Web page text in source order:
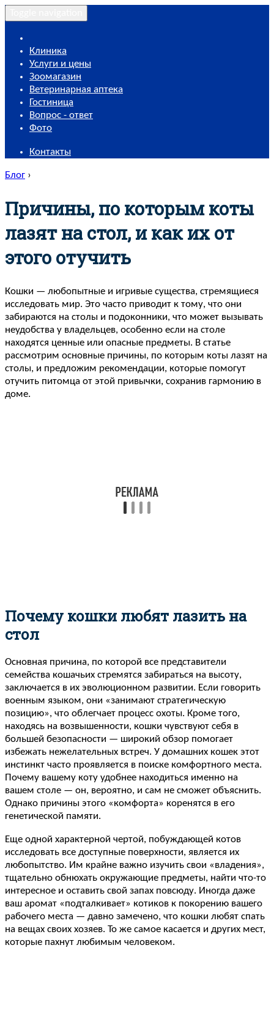
Клиника
Услуги и цены
Зоомагазин
Ветеринарная аптека
Гостиница
Вопрос - ответ
Фото
Контакты
Блог ›
Причины, по которым коты
лазят на стол, и как их от
этого отучить
Кошки — любопытные и игривые существа, стремящиеся
исследовать мир. Это часто приводит к тому, что они
забираются на столы и подоконники, что может вызывать
неудобства у владельцев, особенно если на столе
находятся ценные или опасные предметы. В статье
рассмотрим основные причины, по которым коты лазят на
столы, и предложим рекомендации, которые помогут
отучить питомца от этой привычки, сохранив гармонию в
доме.
Почему кошки любят лазить на
стол
Основная причина, по которой все представители
семейства кошачьих стремятся забираться на высоту,
заключается в их эволюционном развитии. Если говорить
военным языком, они «занимают стратегическую
позицию», что облегчает процесс охоты. Кроме того,
находясь на возвышенности, кошки чувствуют себя в
большей безопасности — широкий обзор помогает
избежать нежелательных встреч. У домашних кошек этот
инстинкт часто проявляется в поиске комфортного места.
Почему вашему коту удобнее находиться именно на
вашем столе — он, вероятно, и сам не сможет объяснить.
Однако причины этого «комфорта» коренятся в его
генетической памяти.
Еще одной характерной чертой, побуждающей котов
исследовать все доступные поверхности, является их
любопытство. Им крайне важно изучить свои «владения»,
тщательно обнюхать окружающие предметы, найти что-то
интересное и оставить свой запах повсюду. Иногда даже
ваш аромат «подталкивает» котиков к покорению вашего
рабочего места — давно замечено, что кошки любят спать
на вещах своих хозяев. То же самое касается и других мест,
которые пахнут любимым человеком.